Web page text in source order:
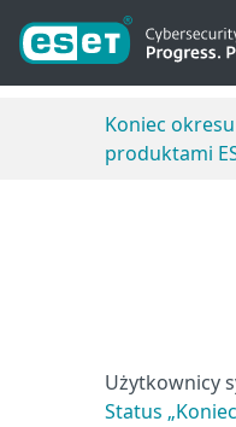
Koniec
produktami
Użytkownicy
Status